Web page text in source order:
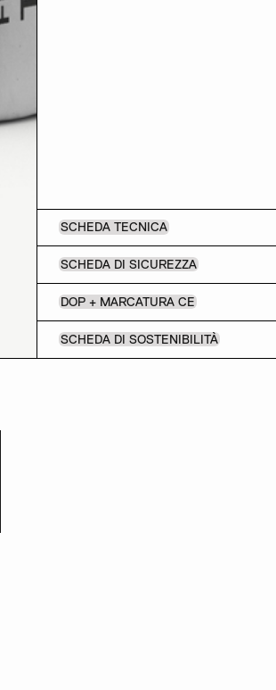
SCHEDA TECNICA
SCHEDA DI SICUREZZA
DOP + MARCATURA CE
SCHEDA DI SOSTENIBILITÀ